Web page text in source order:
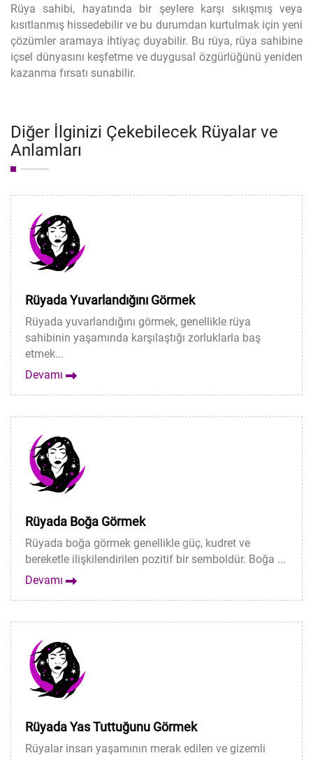
Rüya sahibi, hayatında bir şeylere karşı sıkışmış veya
kısıtlanmış hissedebilir ve bu durumdan kurtulmak için yeni
çözümler aramaya ihtiyaç duyabilir. Bu rüya, rüya sahibine
içsel dünyasını keşfetme ve duygusal özgürlüğünü yeniden
kazanma fırsatı sunabilir.
Diğer İlginizi Çekebilecek Rüyalar ve
Anlamları
Rüyada Yuvarlandığını Görmek
Rüyada yuvarlandığını görmek, genellikle rüya
sahibinin yaşamında karşılaştığı zorluklarla baş
etmek...
Devamı
Rüyada Boğa Görmek
Rüyada boğa görmek genellikle güç, kudret ve
bereketle ilişkilendirilen pozitif bir semboldür. Boğa ...
Devamı
Rüyada Yas Tuttuğunu Görmek
Rüyalar insan yaşamının merak edilen ve gizemli